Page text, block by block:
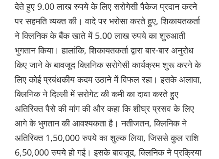
देते हुए 9.00 लाख रुपये के लिए सरोगेसी पैकेज प्रदान करने
पर सहमति व्यक्त की। वादे पर भरोसा करते हुए, शिकायतकर्ता
ने क्लिनिक के बैंक खाते में 5.00 लाख रुपये का शुरुआती
भुगतान किया। हालांकि, शिकायतकर्ता द्वारा बार-बार अनुरोध
किए जाने के बावजूद क्लिनिक सरोगेसी कार्यक्रम शुरू करने के
लिए कोई प्रबंधकीय कदम उठाने में विफल रहा। इसके अलावा,
क्लिनिक ने दिल्ली में सरोगेट की कमी का दावा करते हुए
अतिरिक्त पैसे की मांग की और कहा कि शीघ्र प्रसव के लिए
आगे के भुगतान की आवश्यकता है। नतीजतन, क्लिनिक ने
अतिरिक्त 1,50,000 रुपये का शुल्क लिया, जिससे कुल राशि
6,50,000 रुपये हो गई। इसके बावजूद, क्लिनिक ने प्रक्रिया